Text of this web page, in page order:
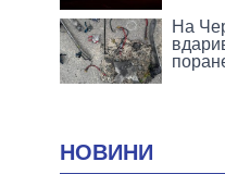
На
НОВИНИ